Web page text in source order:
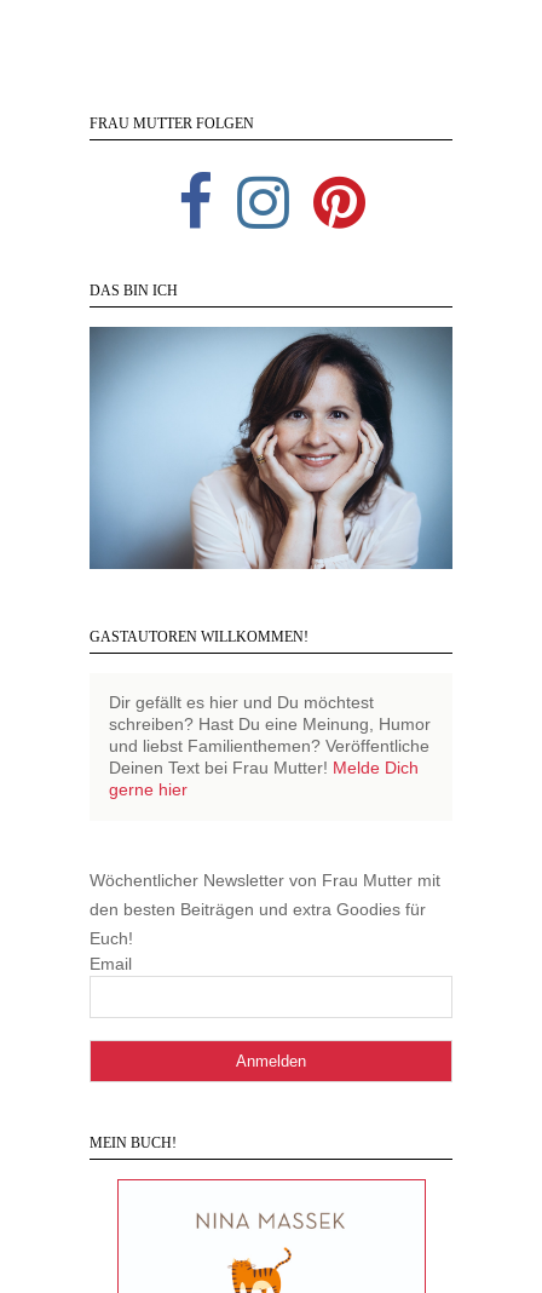
FRAU MUTTER FOLGEN
DAS BIN ICH
GASTAUTOREN WILLKOMMEN!
Dir gefällt es hier und Du möchtest
schreiben? Hast Du eine Meinung, Humor
und liebst Familienthemen? Veröffentliche
Deinen Text bei Frau Mutter! Melde Dich
gerne hier
Wöchentlicher Newsletter von Frau Mutter mit
den besten Beiträgen und extra Goodies für
Euch!
Email
MEIN BUCH!